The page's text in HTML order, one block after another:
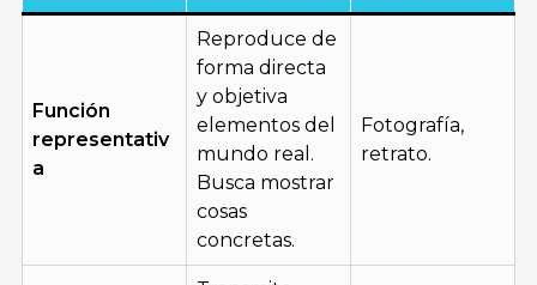
Función
representativ
a
Reproduce de
forma directa
y objetiva
elementos del
mundo real.
Busca mostrar
cosas
concretas.
Fotografía,
retrato.